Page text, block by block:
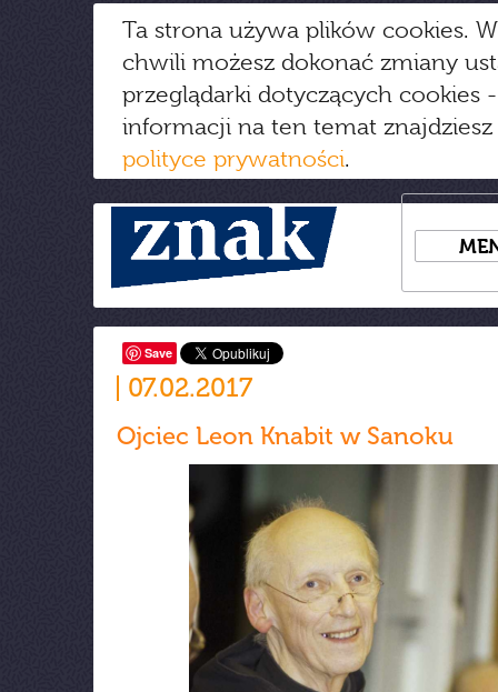
Ta strona używa plików cookies.
chwili możesz dokonać zmiany
przeglądarki dotyczących cookies
informacji na ten temat
polityce prywatności.
Save
07.02.2017
Ojciec Leon Knabit w Sanoku